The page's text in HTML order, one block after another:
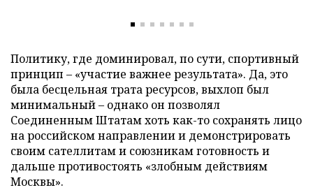
Политику, где доминировал, по сути, спортивный
принцип – «участие важнее результата». Да, это
была бесцельная трата ресурсов, выхлоп был
минимальный – однако он позволял
Соединенным Штатам хоть как-то сохранять лицо
на российском направлении и демонстрировать
своим сателлитам и союзникам готовность и
дальше противостоять «злобным действиям
Москвы».